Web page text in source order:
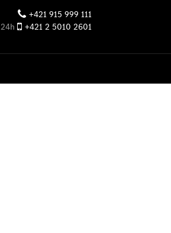
+421 915 999 111
24h
+421 2 5010 2601